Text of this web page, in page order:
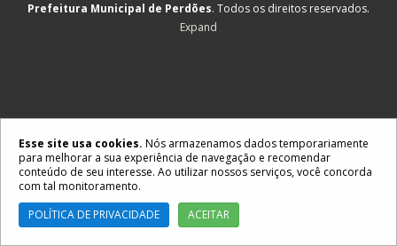
Prefeitura Municipal de Perdões. Todos os direitos reservados.
Expand
Esse site usa cookies. Nós armazenamos dados temporariamente
para melhorar a sua experiência de navegação e recomendar
conteúdo de seu interesse. Ao utilizar nossos serviços, você concorda
com tal monitoramento.
POLÍTICA DE PRIVACIDADE
ACEITAR